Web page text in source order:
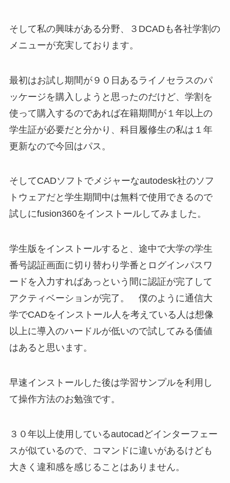
そして私の興味がある分野、３DCADも各社学割の
メニューが充実しております。
最初はお試し期間が９０日あるライノセラスのパ
ッケージを購入しようと思ったのだけど、学割を
使って購入するのであれば在籍期間が１年以上の
学生証が必要だと分かり、科目履修生の私は１年
更新なので今回はパス。
そしてCADソフトでメジャーなautodesk社のソフ
トウェアだと学生期間中は無料で使用できるので
試しにfusion360をインストールしてみました。
学生版をインストールすると、途中で大学の学生
番号認証画面に切り替わり学番とログインパスワ
ードを入力すればあっという間に認証が完了して
アクティベーションが完了。 僕のように通信大
学でCADをインストール人を考えている人は想像
以上に導入のハードルが低いので試してみる価値
はあると思います。
早速インストールした後は学習サンプルを利用し
て操作方法のお勉強です。
３０年以上使用しているautocadどインターフェー
スが似ているので、コマンドに違いがあるけども
大きく違和感を感じることはありません。